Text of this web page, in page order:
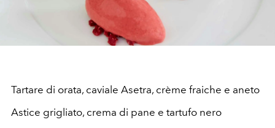
Tartare di orata, caviale Asetra, crème fraiche e aneto
Astice grigliato, crema di pane e tartufo nero